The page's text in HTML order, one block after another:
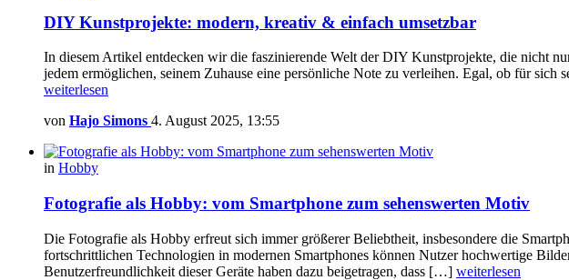
DIY Kunstprojekte: modern, kreativ & einfach umsetzbar
In diesem Artikel entdecken wir die faszinierende Welt der DIY Kunstprojekte, die nicht
jedem ermöglichen, seinem Zuhause eine persönliche Note zu verleihen. Egal, ob für
weiterlesen
von Hajo Simons 4. August 2025, 13:55
in Hobby
Fotografie als Hobby: vom Smartphone zum sehenswerten Motiv
Die Fotografie als Hobby erfreut sich immer größerer Beliebtheit, insbesondere die
fortschrittlichen Technologien in modernen Smartphones können Nutzer hochwertige
Benutzerfreundlichkeit dieser Geräte haben dazu beigetragen, dass […] weiterlesen